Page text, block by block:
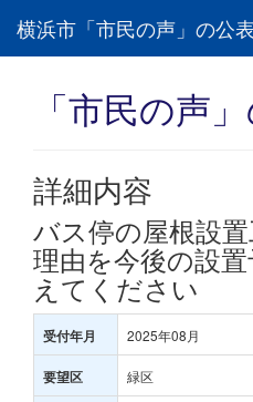
横浜市「市民の声」の公表
「市民の声
詳細内容
バス停の屋根設
理由を今後の設
えてください
受付年月 2025年08月
要望区 緑区